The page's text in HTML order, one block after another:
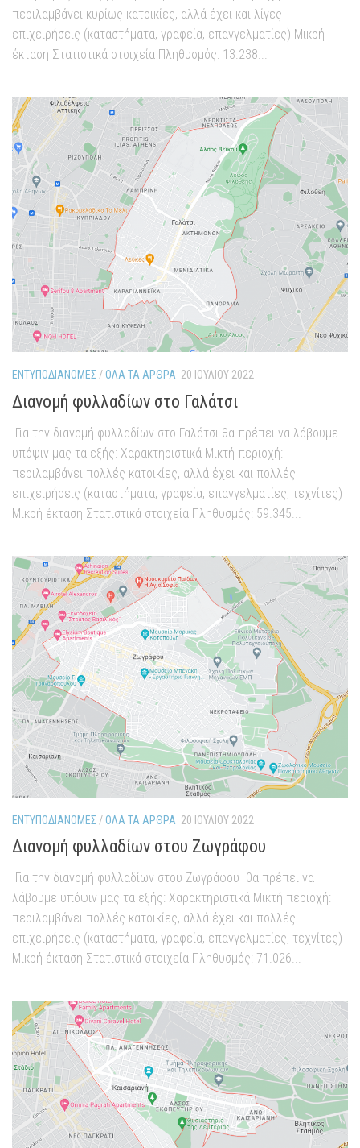
περιλαμβάνει κυρίως κατοικίες, αλλά έχει και λίγες
επιχειρήσεις (καταστήματα, γραφεία, επαγγελματίες) Μικρή
έκταση Στατιστικά στοιχεία Πληθυσμός: 13.238...
ΕΝΤΥΠΟΔΙΑΝΟΜΈΣ /ΌΛΑ ΤΑ ΆΡΘΡΑ 20 ΙΟΥΛΊΟΥ 2022
Διανομή φυλλαδίων στο Γαλάτσι
Για την διανομή φυλλαδίων στο Γαλάτσι θα πρέπει να λάβουμε
υπόψιν μας τα εξής: Χαρακτηριστικά Μικτή περιοχή:
περιλαμβάνει πολλές κατοικίες, αλλά έχει και πολλές
επιχειρήσεις (καταστήματα, γραφεία, επαγγελματίες, τεχνίτες)
Μικρή έκταση Στατιστικά στοιχεία Πληθυσμός: 59.345...
ΕΝΤΥΠΟΔΙΑΝΟΜΈΣ /ΌΛΑ ΤΑ ΆΡΘΡΑ 20 ΙΟΥΛΊΟΥ 2022
Διανομή φυλλαδίων στου Ζωγράφου
Για την διανομή φυλλαδίων στου Ζωγράφου θα πρέπει να
λάβουμε υπόψιν μας τα εξής: Χαρακτηριστικά Μικτή περιοχή:
περιλαμβάνει πολλές κατοικίες, αλλά έχει και πολλές
επιχειρήσεις (καταστήματα, γραφεία, επαγγελματίες, τεχνίτες)
Μικρή έκταση Στατιστικά στοιχεία Πληθυσμός: 71.026...